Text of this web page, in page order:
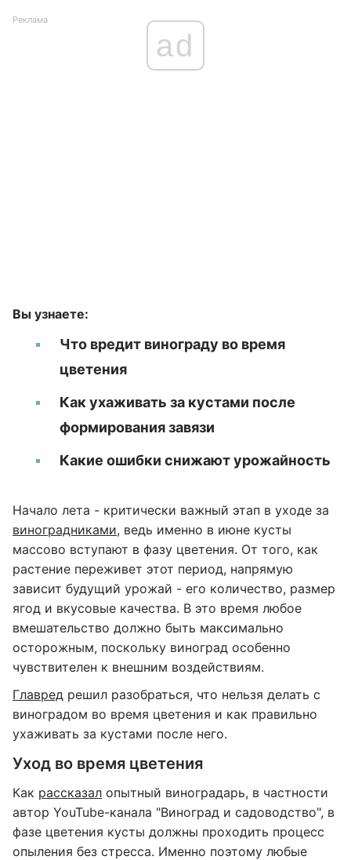
Реклама
ad
Вы узнаете:
Что вредит винограду во время
цветения
Как ухаживать за кустами после
формирования завязи
Какие ошибки снижают урожайность
Начало лета - критически важный этап в уходе за
виноградниками, ведь именно в июне кусты
массово вступают в фазу цветения. От того, как
растение переживет этот период, напрямую
зависит будущий урожай - его количество, размер
ягод и вкусовые качества. В это время любое
вмешательство должно быть максимально
осторожным, поскольку виноград особенно
чувствителен к внешним воздействиям.
Главред решил разобраться, что нельзя делать с
виноградом во время цветения и как правильно
ухаживать за кустами после него.
Уход во время цветения
Как рассказал опытный виноградарь, в частности
автор YouTube-канала "Виноград и садоводство", в
фазе цветения кусты должны проходить процесс
опыления без стресса. Именно поэтому любые